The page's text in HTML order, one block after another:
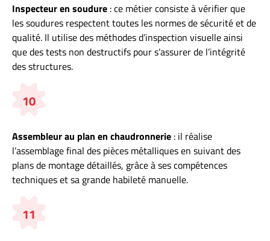
Inspecteur en soudure : ce métier consiste à vérifier que
les soudures respectent toutes les normes de sécurité et de
qualité. Il utilise des méthodes d’inspection visuelle ainsi
que des tests non destructifs pour s’assurer de l’intégrité
des structures.
10
Assembleur au plan en chaudronnerie : il réalise
l’assemblage final des pièces métalliques en suivant des
plans de montage détaillés, grâce à ses compétences
techniques et sa grande habileté manuelle.
11